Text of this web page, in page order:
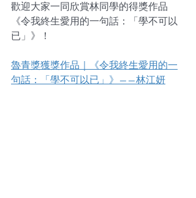
歡迎大家一同欣賞林同學的得獎作品
《令我終生愛用的一句話：「學不可以
已」》！
魯青獎獲獎作品｜《令我終生愛用的一
句話：「學不可以已」》——林江妍